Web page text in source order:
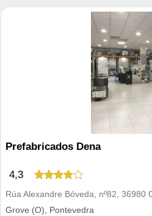
Prefabricados Dena
4,3
Rúa Alexandre Bóveda, nº82, 36980
Grove (O), Pontevedra